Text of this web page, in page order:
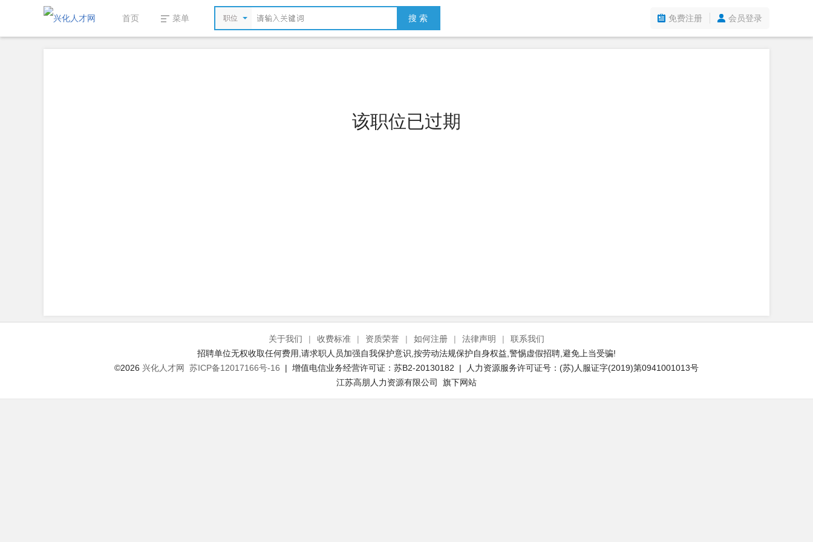
首页 菜单 职位 搜 索 免费注册 会员登录
该职位已过期
关于我们 | 收费标准 | 资质荣誉 | 如何注册 | 法律声明 |
联系我们
招聘单位无权收取任何费用,请求职人员加强自我保护意识,按劳动法规保护自身权益,警惕虚假招聘,避免上当受骗!
©2026 兴化人才网 苏ICP备12017166号-16 | 增值电信业务经营许可证：苏B2-20130182 | 人力资源服务许可证号：(苏)人服证字(2019)第0941001013号
江苏高朋人力资源有限公司 旗下网站